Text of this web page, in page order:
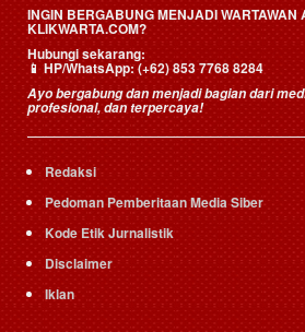
INGIN BERGABUNG MENJADI WARTAWAN
KLIKWARTA.COM?
Hubungi sekarang:
📱HP/WhatsApp:(+62) 853 7768 8284
Ayo bergabung dan menjadi bagian dari
profesional, dan terpercaya!
Redaksi
Pedoman Pemberitaan Media Siber
Kode Etik Jurnalistik
Disclaimer
Iklan